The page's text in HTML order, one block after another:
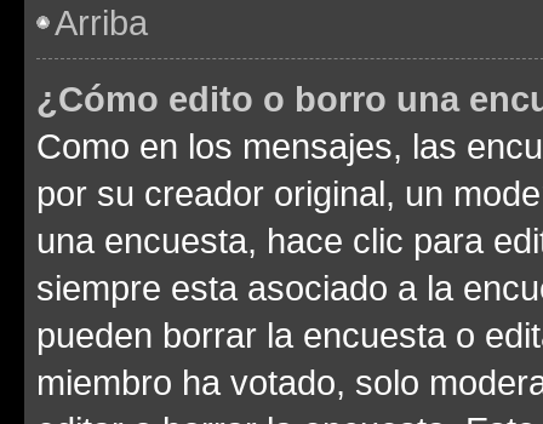
Arriba
¿Cómo edito o borro una
Como en los mensajes, las
por su creador original, un
una encuesta, hace clic para
siempre esta asociado a la
pueden borrar la encuesta o
miembro ha votado, solo